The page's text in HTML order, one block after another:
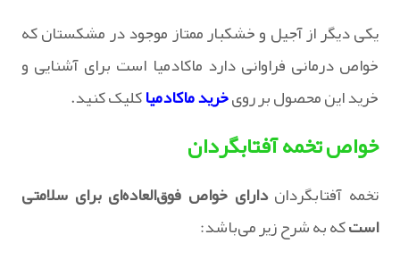
یکی دیگر از آجیل و خشکبار ممتاز موجود در مشکستان که
خواص درمانی فراوانی دارد ماکادمیا است برای آشنایی و
خرید این محصول بر رویخرید ماکادمیاکلیک کنید.
خواص تخمه آفتابگردان
تخمه آفتابگرداندارای خواص فوق‌العاده‌ای برای سلامتی
استکه به شرح زیر می‌باشد: